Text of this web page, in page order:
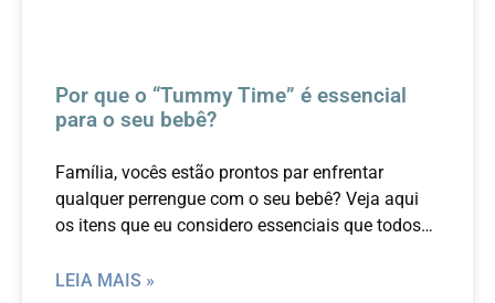
Por que o “Tummy Time” é essencial
para o seu bebê?
Família, vocês estão prontos par enfrentar
qualquer perrengue com o seu bebê? Veja aqui
os itens que eu considero essenciais que todos
LEIA MAIS »